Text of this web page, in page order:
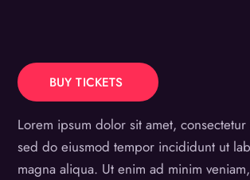
BUY TICKETS
Lorem ipsum dolor sit amet,
sed do eiusmod tempor incididunt ut
magna aliqua. Ut enim ad minim